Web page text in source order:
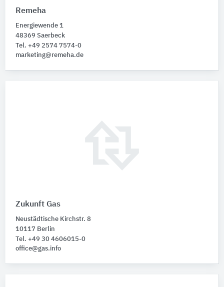
Remeha
Energiewende 1
48369 Saerbeck
Tel. +49 2574 7574-0
marketing@remeha.de
Zukunft Gas
Neustädtische Kirchstr. 8
10117 Berlin
Tel. +49 30 4606015-0
office@gas.info